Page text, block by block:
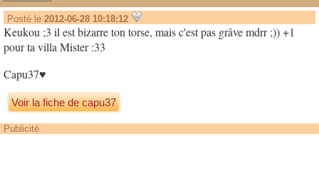
Posté le 2012-06-28 10:18:12
Keukou ;3 il est bizarre ton torse, mais c'est pas grâve mdrr ;)) +1
pour ta villa Mister :33
Capu37♥
Voir la fiche de capu37
Publicité